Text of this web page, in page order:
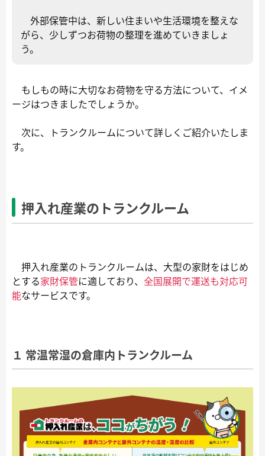
外部保管中は、新しい住まいや生活環境を整えな
がら、少しずつお荷物の整理を進めていきましょ
う。
もしもの時に大切なお荷物を守る方法について、イメ
ージはつきましたでしょうか。
次に、トランクルームについて詳しくご紹介いたしま
す。
押入れ産業のトランクルーム
押入れ産業のトランクルームは、大型の家財をはじめ
とする家財保管に適しており、 全国展開で運送も対応可
能なサービスです。
１ 常温常湿の倉庫内トランクルーム